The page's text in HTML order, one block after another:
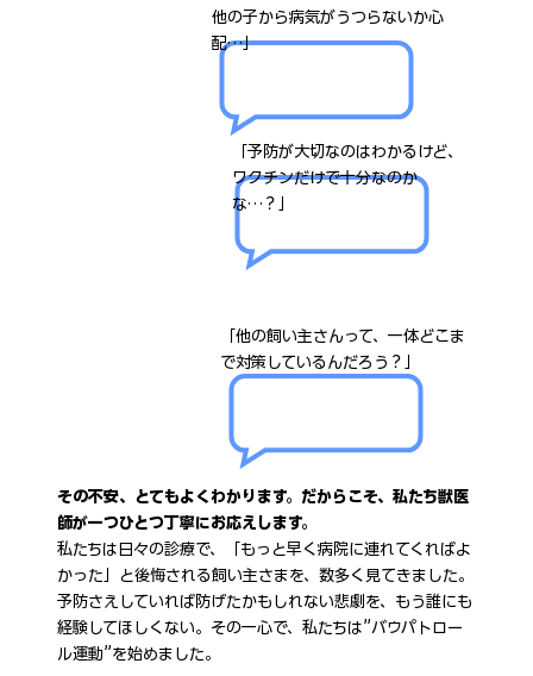
他の子から病気がうつらないか心
配…」
「予防が大切なのはわかるけど、
ワクチンだけで十分なのか
な…？」
「他の飼い主さんって、一体どこま
で対策しているんだろう？」
その不安、とてもよくわかります。だからこそ、私たち獣医
師が一つひとつ丁寧にお応えします。
私たちは日々の診療で、「もっと早く病院に連れてくればよ
かった」と後悔される飼い主さまを、数多く見てきました。
予防さえしていれば防げたかもしれない悲劇を、もう誰にも
経験してほしくない。その一心で、私たちは”バウパトロー
ル運動”を始めました。